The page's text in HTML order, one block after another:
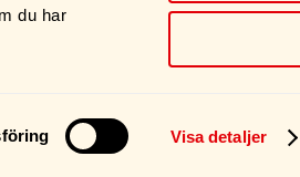
du har
Visa detaljer
Visselblåsarfunktion